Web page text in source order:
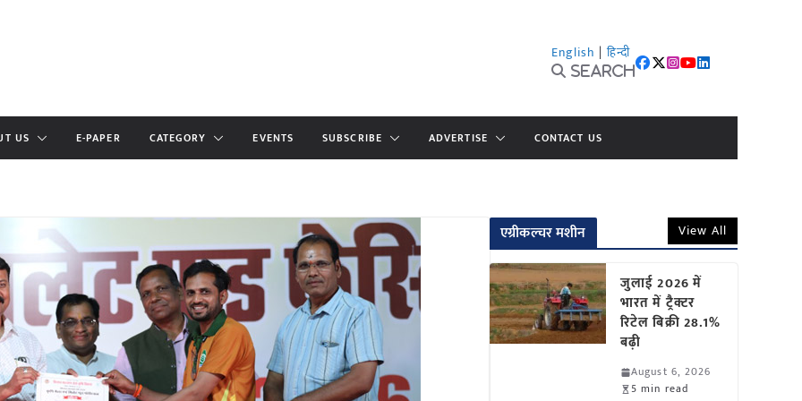
English | हिन्दी
Search
US E-PAPER CATEGORY EVENTS SUBSCRIBE ADVERTISE CONTACT US
एग्रीकल्चर मशीन View All
जुलाई 2026 में
भारत में ट्रैक्टर
रिटेल बिक्री 28.1%
बढ़ी
August 6, 2026
5 min read